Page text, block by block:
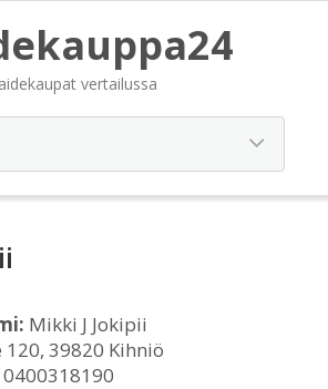
vertailussa
Mikki J Jokipii
39820 Kihniö
0400318190